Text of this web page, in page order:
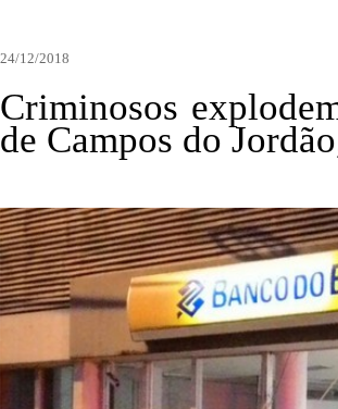
24/12/2018
Criminosos
de Campos do